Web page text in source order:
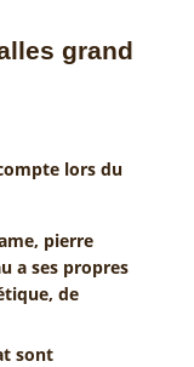
grand
lors du
pierre
a ses propres
de
sont